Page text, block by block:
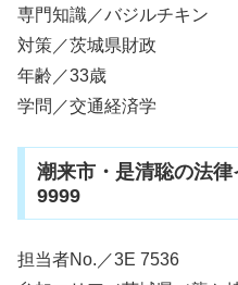
専門知識／バジルチキン
対策／茨城県財政
年齢／33歳
学問／交通経済学
潮来市・是清聡の法
9999
担当者No.／3E 7536